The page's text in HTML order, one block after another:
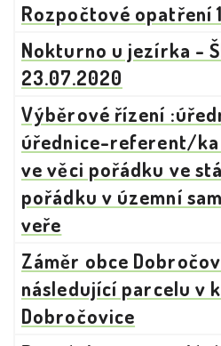
Rozpočtové opatření
Nokturno u jezírka -
23.07.2020
Výběrové řízení
úřednice-referent/
ve věci pořádku ve
pořádku v územní
veře
Záměr obce
následující parcelu v
Dobročovice